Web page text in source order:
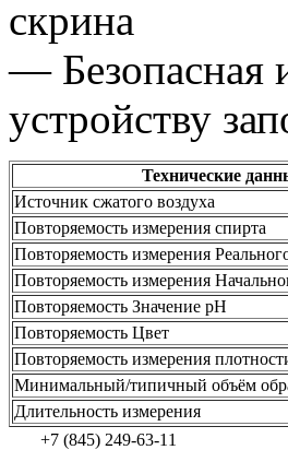
скрина
— Безопасная
устройству
Технические
Источник сжатого воздуха
Повторяемость измерения спирта
Повторяемость измерения
Повторяемость измерения
Повторяемость Значение рН
Повторяемость Цвет
Повторяемость измерения
Минимальный/типичный объём
Длительность измерения
+7 (845) 249-63-11